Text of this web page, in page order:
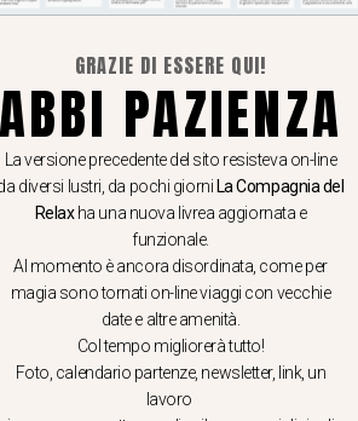
canale Whatsapp
aggiornato su viaggi, eventi
e notizie!
CLICCA QUI
GRAZIE DI ESSERE QUI!
ABBI PAZIENZA
La versione precedente del sito resisteva on-line
diversi lustri, da pochi giorni La Compagnia del
Relaxha una nuova livrea aggiornata e
funzionale.
Al momento è ancora disordinata, come per
magia sono tornati on-line viaggi con vecchie
date e altre amenità.
Col tempo migliorerà tutto!
Foto, calendario partenze, newsletter, link, un
lavoro